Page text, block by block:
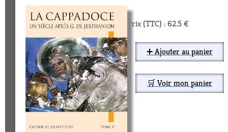
Prix (TTC) : 62.5 €
➕ Ajouter au panier
🛒 Voir mon panier